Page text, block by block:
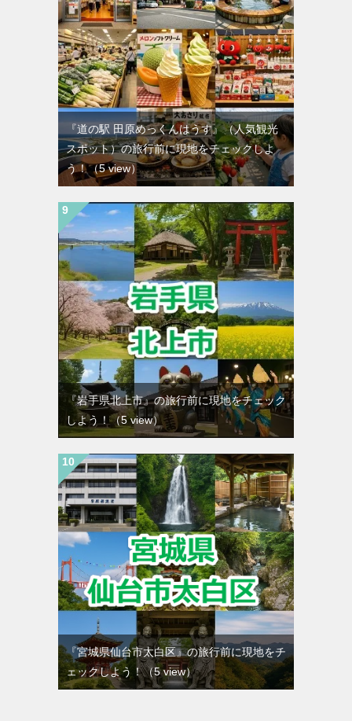
『道の駅 田原めっくんはうす』（人気観光
スポット）の旅行前に現地をチェックしよ
う！（5 view）
『岩手県北上市』の旅行前に現地をチェック
しよう！（5 view）
『宮城県仙台市太白区』の旅行前に現地をチ
ェックしよう！（5 view）